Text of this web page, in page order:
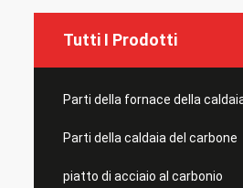
Tutti I Prodotti
Parti della fornace della
Parti della caldaia del carbone
piatto di acciaio al carbonio